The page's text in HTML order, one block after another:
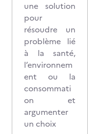
une solution
pour
résoudre un
problème lié
à la santé,
l’environnem
ent ou la
consommati
on et
argumenter
un choix